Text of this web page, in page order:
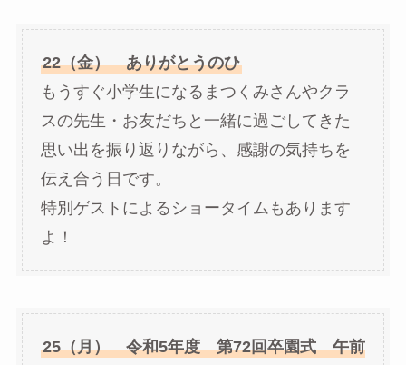
22（金） ありがとうのひ
もうすぐ小学生になるまつくみさんやクラ
スの先生・お友だちと一緒に過ごしてきた
思い出を振り返りながら、感謝の気持ちを
伝え合う日です。
特別ゲストによるショータイムもあります
よ！
25（月） 令和5年度 第72回卒園式 午前